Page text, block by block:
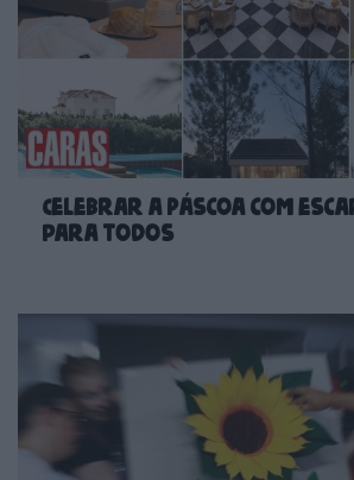
Celebrar a Páscoa com
para todos